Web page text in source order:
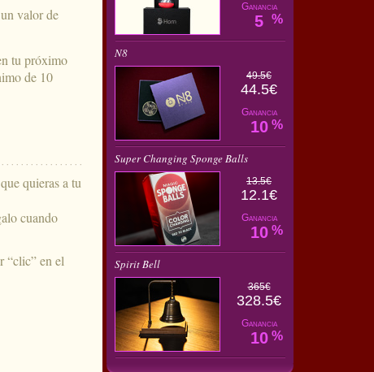
valor de
tu próximo
de 10
quieras a tu
cuando
“clic” en el
Ganancia
5 %
N8
49.5€
44.5€
Ganancia
10 %
Super Changing Sponge Balls
13.5€
12.1€
Ganancia
10 %
Spirit Bell
365€
328.5€
Ganancia
10 %